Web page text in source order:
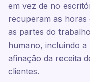
em vez de no
recuperam as horas
as partes do
humano, incluindo
afinação da receita
clientes.